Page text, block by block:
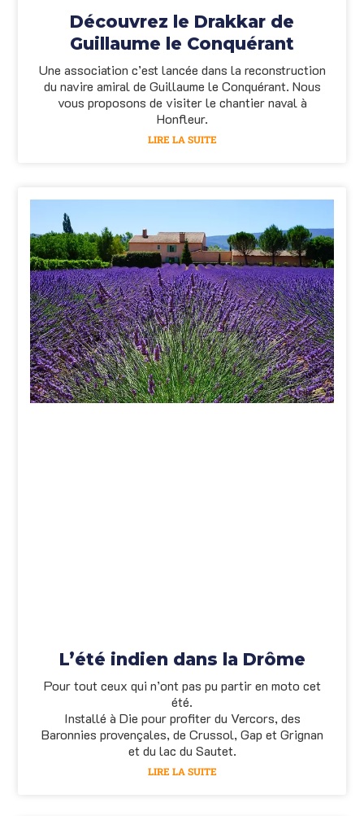
Découvrez le Drakkar de
Guillaume le Conquérant
Une association c’est lancée dans la reconstruction
du navire amiral de Guillaume le Conquérant. Nous
vous proposons de visiter le chantier naval à
Honfleur.
LIRE LA SUITE
L’été indien dans la Drôme
Pour tout ceux qui n’ont pas pu partir en moto cet
été.
Installé à Die pour profiter du Vercors, des
Baronnies provençales, de Crussol, Gap et Grignan
et du lac du Sautet.
LIRE LA SUITE